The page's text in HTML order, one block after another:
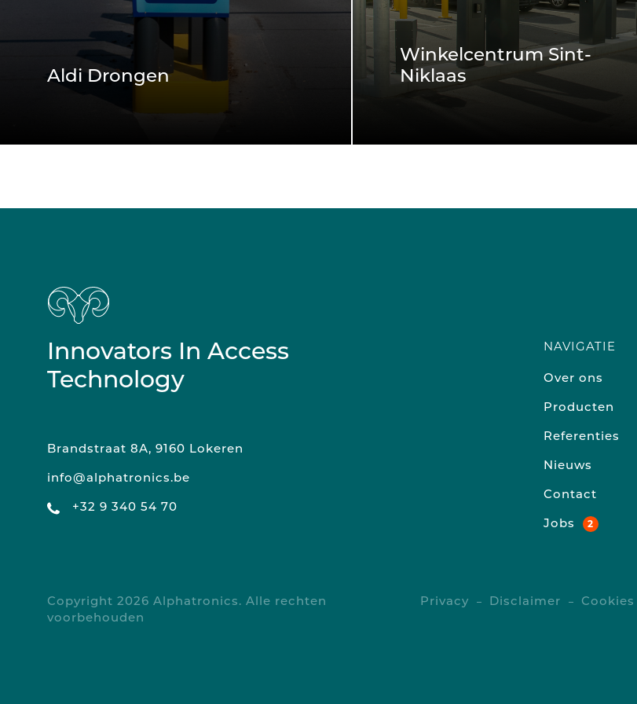
Aldi Drongen
Winkelcentrum Sint-
Niklaas
Innovators In Access
Technology
Brandstraat 8A, 9160 Lokeren
info@alphatronics.be
+32 9 340 54 70
NAVIGATIE
Over ons
Producten
Referenties
Nieuws
Contact
Jobs 2
Copyright 2026 Alphatronics. Alle rechten
voorbehouden
Privacy Disclaimer Cookies